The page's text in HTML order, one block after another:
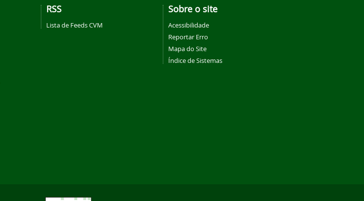
RSS
Lista de Feeds CVM
Sobre o site
Acessibilidade
Reportar Erro
Mapa do Site
Índice de Sistemas